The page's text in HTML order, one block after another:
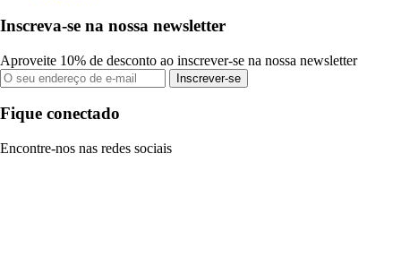
Inscreva-se na nossa newsletter
Aproveite 10% de desconto ao inscrever-se na nossa newsletter
Inscrever-se
Fique conectado
Encontre-nos nas redes sociais